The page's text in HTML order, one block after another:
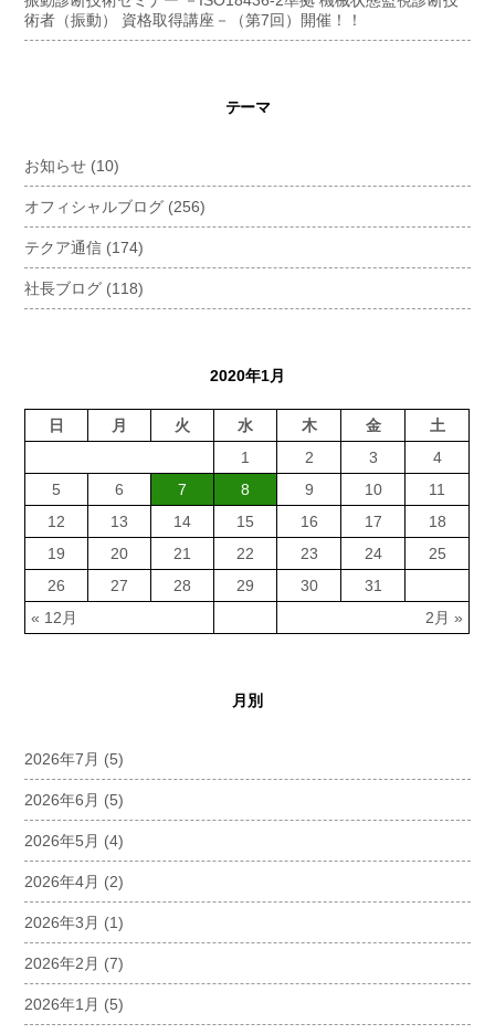
術者（振動） 資格取得講座－（第7回）開催！！
テーマ
お知らせ (10)
オフィシャルブログ (256)
テクア通信 (174)
社長ブログ (118)
2020年1月
日 月 火 水 木 金 土
« 12月 2月 »
1 2 3
4
5
6 7 8 9 10
11
12
13 14 15 16 17
18
19
20 21 22 23 24
25
26
27 28 29 30 31
月別
2026年7月 (5)
2026年6月 (5)
2026年5月 (4)
2026年4月 (2)
2026年3月 (1)
2026年2月 (7)
2026年1月 (5)